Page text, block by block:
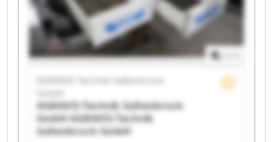
GmbH AGRAVIS Technik Saltenbrock GmbH AGRAVIS
Technik Saltenbrock GmbH AGRAVIS Technik
Saltenbrock GmbH AGRAVIS Technik Saltenbrock
AGRAVIS Technik Saltenbrock
AGRAVIS Technik Saltenbrock
GmbHAGRAVIS Technik
Saltenbrock GmbH